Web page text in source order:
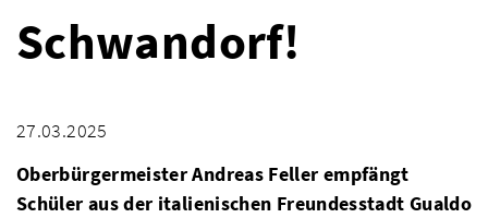
Schwandorf!
27.03.2025
Oberbürgermeister Andreas Feller empfängt
Schüler aus der italienischen Freundesstadt Gualdo